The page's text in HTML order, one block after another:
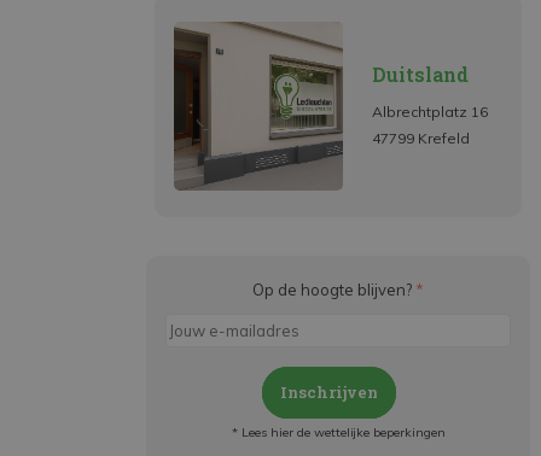
Duitsland
Albrechtplatz 16
47799 Krefeld
Op de hoogte blijven? *
Inschrijven
* Lees hier de wettelijke beperkingen